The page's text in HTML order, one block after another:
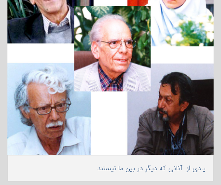
یادی از آنانی که دیگر در بین ما نیستند